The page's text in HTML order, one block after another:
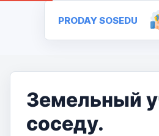
PRODAY SOSEDU
Земельный
соседу.